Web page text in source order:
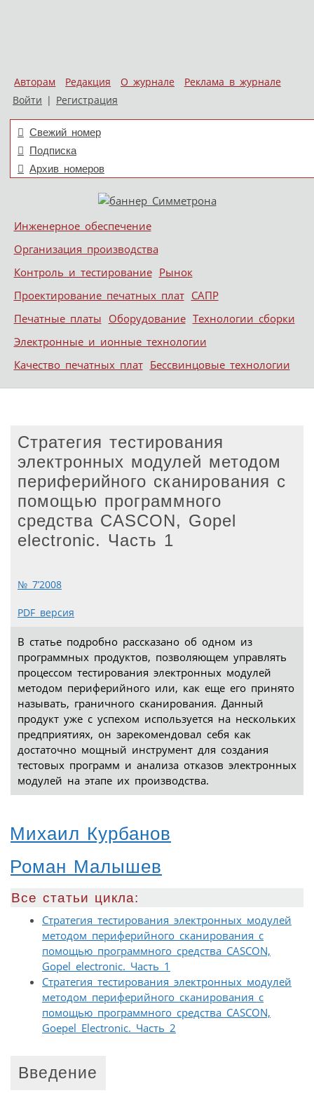
Авторам Редакция О журнале
Реклама в журнале
Войти | Регистрация
Свежий номер
Подписка
Архив номеров
Меню
Skip to content
Инженерное обеспечение
Организация производства
Контроль и тестирование Рынок
Проектирование печатных плат САПР
Печатные платы Оборудование Технологии сборки
Электронные и ионные технологии
Качество печатных плат Бессвинцовые технологии
Стратегия тестирования
электронных модулей методом
периферийного сканирования с
помощью программного
средства CASCON, Gopel
electronic. Часть 1
№ 7’2008
PDF версия
В статье подробно рассказано об одном из
программных продуктов, позволяющем управлять
процессом тестирования электронных модулей
методом периферийного или, как еще его принято
называть, граничного сканирования. Данный
продукт уже с успехом используется на нескольких
предприятиях, он зарекомендовал себя как
достаточно мощный инструмент для создания
тестовых программ и анализа отказов электронных
модулей на этапе их производства.
Михаил Курбанов
Роман Малышев
Все статьи цикла:
Стратегия тестирования электронных модулей
методом периферийного сканирования с
помощью программного средства CASCON,
Gopel electronic. Часть 1
Стратегия тестирования электронных модулей
методом периферийного сканирования с
помощью программного средства CASCON,
Goepel Electronic. Часть 2
Введение